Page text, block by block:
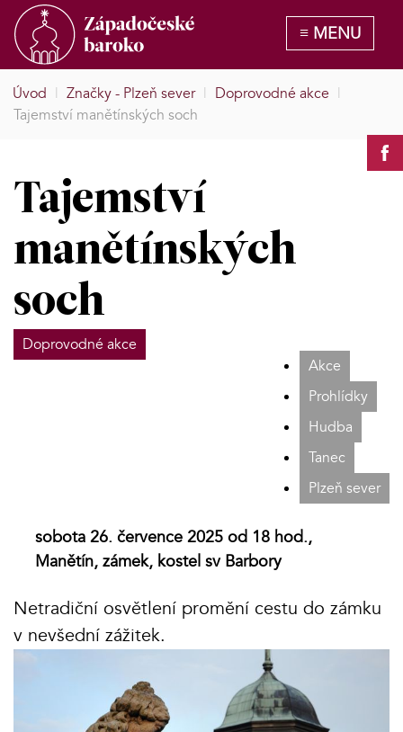
Úvod | Značky - Plzeň sever | Doprovodné akce |
Tajemství manětínských soch
Tajemství
manětínských
soch
Doprovodné akce
Akce
Prohlídky
Hudba
Tanec
Plzeň sever
sobota 26. července 2025 od 18 hod.,
Manětín, zámek, kostel sv Barbory
Netradiční osvětlení promění cestu do zámku
v nevšední zážitek.